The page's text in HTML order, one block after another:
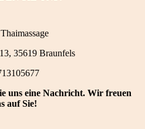
35619 Braunfels
uns eine Nachricht. Wir freuen
auf Sie!